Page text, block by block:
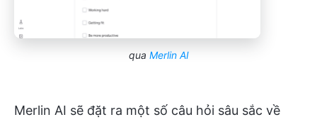
qua Merlin AI
Merlin AI sẽ đặt ra một số câu hỏi sâu sắc về